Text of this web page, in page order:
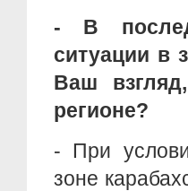
- В
ситуации в
Ваш
регионе?
- При
зоне